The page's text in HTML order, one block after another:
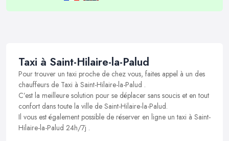
Taxi à Saint-Hilaire-la-Palud
Pour trouver un taxi proche de chez vous, faites appel à un des
chauffeurs de Taxi à Saint-Hilaire-la-Palud .
C’est la meilleure solution pour se déplacer sans soucis et en tout
confort dans toute la ville de Saint-Hilaire-la-Palud.
Il vous est également possible de réserver en ligne un taxi à Saint-
Hilaire-la-Palud 24h/7j .